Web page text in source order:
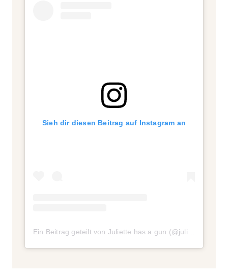
Sieh dir diesen Beitrag auf Instagram an